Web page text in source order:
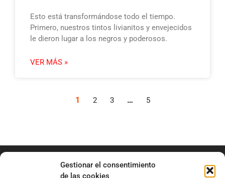
Gestionar el consentimiento
de las cookies
Esto está transformándose todo el tiempo.
Primero, nuestros tintos livianitos y envejecidos
le dieron lugar a los negros y poderosos.
VER MÁS »
1 2 3 … 5